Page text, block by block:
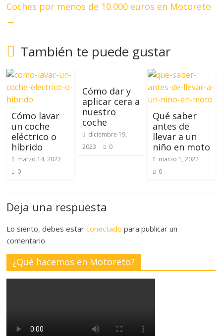
Coches por menos de 10.000 euros en Motoreto
→
También te puede gustar
Cómo lavar
un coche
eléctrico o
híbrido
marzo 14, 2022
0
Cómo dar y
aplicar cera a
nuestro
coche
diciembre 19,
2023
0
Qué saber
antes de
llevar a un
niño en moto
marzo 1, 2022
0
Deja una respuesta
Lo siento, debes estarconectado para publicar un
comentario.
¿Qué hacemos en Motoreto?